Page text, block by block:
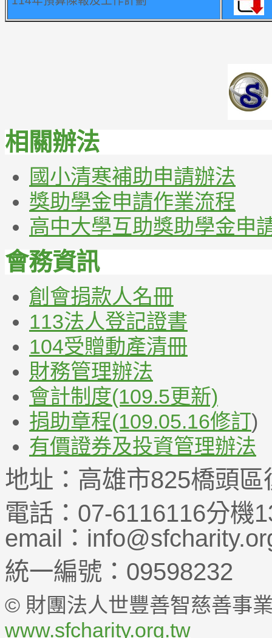
相關辦法
國小清寒補助申請辦法
獎助學金申請作業流程
高中大學互助獎助學金申
會務資訊
創會捐款人名冊
113法人登記證書
104受贈動產清冊
財務管理辦法
會計制度(109.5更新)
捐助章程(109.05.16修訂)
有價證券及投資管理辦法
地址：高雄市825橋頭
電話：07-6116116分機
email：
統一編號：09598232
© 財團法人世豐善智慈善事
www.sfcharity.org.tw